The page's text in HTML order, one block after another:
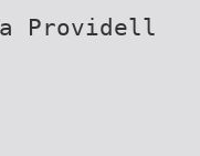
Providell